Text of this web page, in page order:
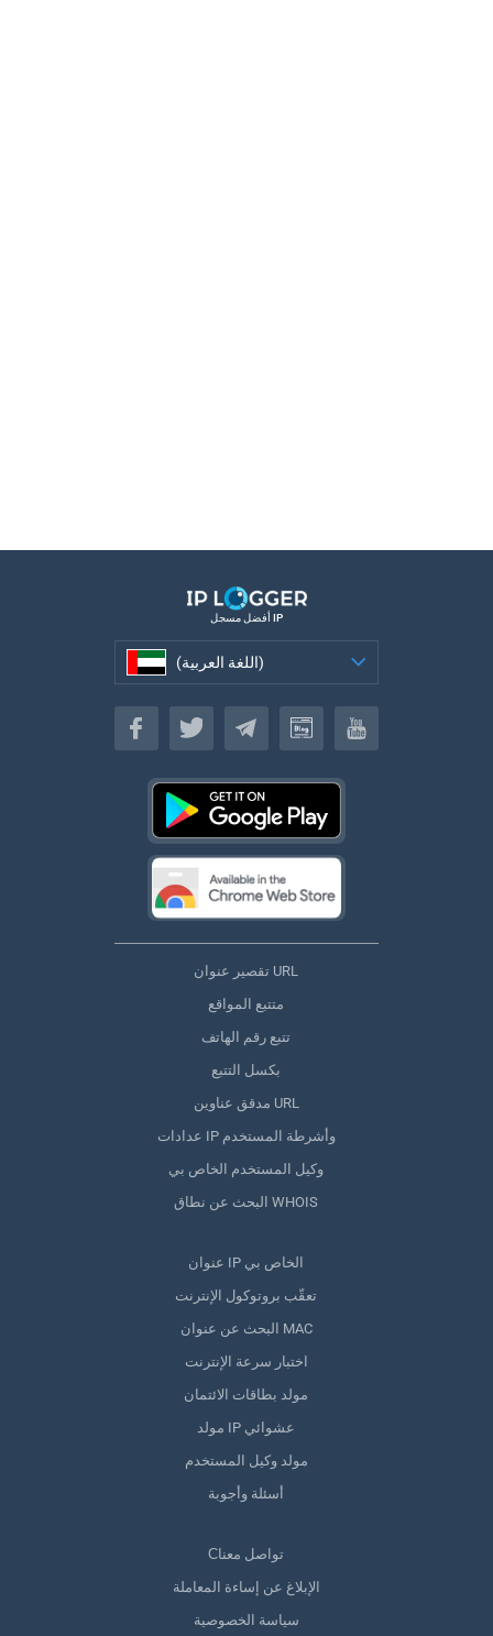
أفضل مسجل IP
(اللغة العربية)
(اللغة العربية)
تقصير عنوان URL
متتبع المواقع
تتبع رقم الهاتف
بكسل التتبع
مدقق عناوين URL
عدادات IP وأشرطة المستخدم
وكيل المستخدم الخاص بي
البحث عن نطاق WHOIS
عنوان IP الخاص بي
تعقّب بروتوكول الإنترنت
البحث عن عنوان MAC
اختبار سرعة الإنترنت
مولد بطاقات الائتمان
مولد IP عشوائي
مولد وكيل المستخدم
أسئلة وأجوبة
Сتواصل معنا
الإبلاغ عن إساءة المعاملة
سياسة الخصوصية